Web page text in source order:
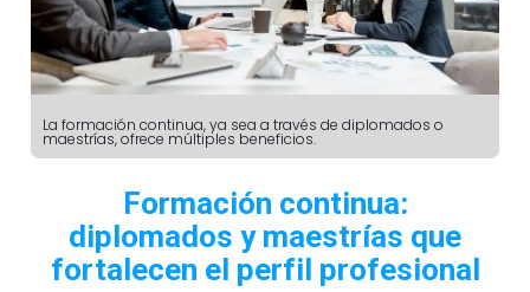
La formación continua, ya sea a través de diplomados o
maestrías, ofrece múltiples beneficios.
Formación continua:
diplomados y maestrías que
fortalecen el perfil profesional